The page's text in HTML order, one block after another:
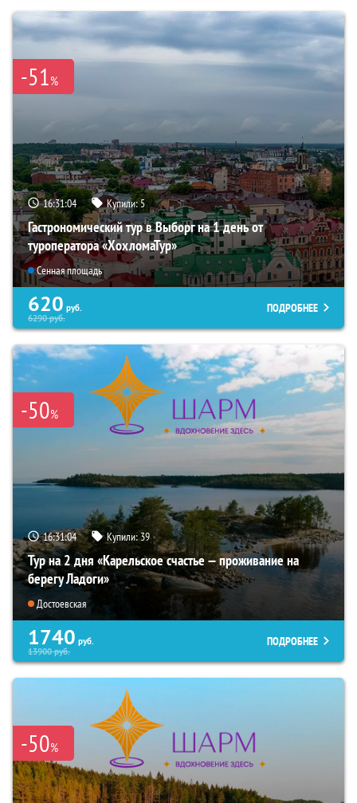
-51%
16:31:03 Купили:5
Гастрономический тур в Выборг на 1 день от
туроператора «ХохломаТур»
Сенная площадь
620 руб.
6290руб.
ПОДРОБНЕЕ
-50%
16:31:03 Купили:39
Тур на 2 дня «Карельское счастье — проживание на
берегу Ладоги»
Достоевская
1740 руб.
13900руб.
ПОДРОБНЕЕ
-50%